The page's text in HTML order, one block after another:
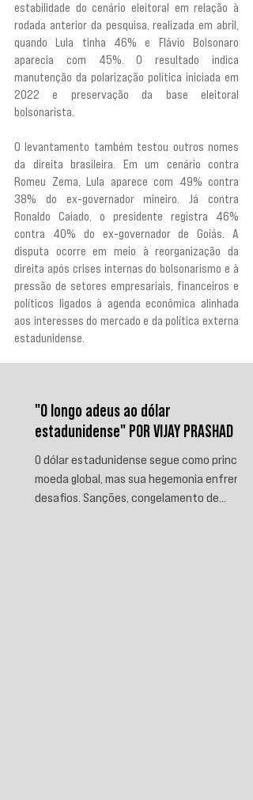
estabilidade do cenário eleitoral em relação à
rodada anterior da pesquisa, realizada em abril,
quando Lula tinha 46% e Flávio Bolsonaro
aparecia com 45%. O resultado indica
manutenção da polarização política iniciada em
2022 e preservação da base eleitoral
bolsonarista.
O levantamento também testou outros nomes
da direita brasileira. Em um cenário contra
Romeu Zema, Lula aparece com 49% contra
38% do ex-governador mineiro. Já contra
Ronaldo Caiado, o presidente registra 46%
contra 40% do ex-governador de Goiás. A
disputa ocorre em meio à reorganização da
direita após crises internas do bolsonarismo e à
pressão de setores empresariais, financeiros e
políticos ligados à agenda econômica alinhada
aos interesses do mercado e da política externa
estadunidense.
"O longo adeus ao dólar
estadunidense" POR VIJAY PRASHAD
O dólar estadunidense segue como principal
moeda global, mas sua hegemonia enfrenta
desafios. Sanções, congelamento de